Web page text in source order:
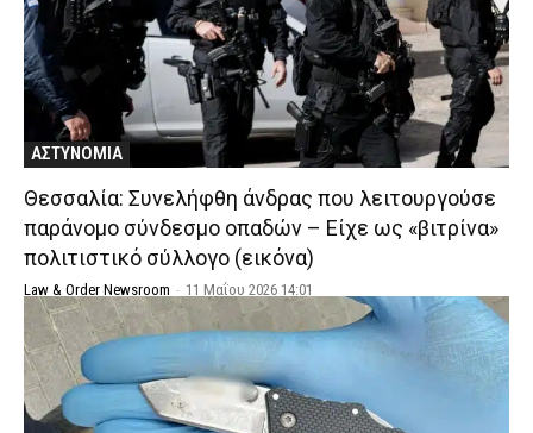
ΑΣΤΥΝΟΜΙΑ
Θεσσαλία: Συνελήφθη άνδρας που λειτουργούσε
παράνομο σύνδεσμο οπαδών – Είχε ως «βιτρίνα»
πολιτιστικό σύλλογο (εικόνα)
Law & Order Newsroom - 11 Μαΐου 2026 14:01